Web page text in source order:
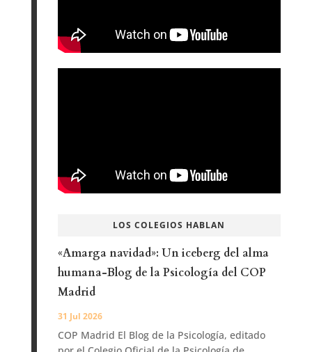
LOS COLEGIOS HABLAN
«Amarga navidad»: Un iceberg del alma
humana-Blog de la Psicología del COP
Madrid
31 Jul 2026
COP Madrid El Blog de la Psicología, editado